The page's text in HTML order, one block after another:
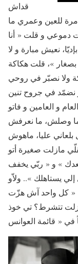
قداش
للعين وعمري ما
دموعي و قلت « أنا
نعيش مبارة و لا
بصغار »، قلت هكاكة
ولا نصبّر في روحي
و العامين و فاتو
ما وصلش، ما نعرفش
بلعاني عليا، ماهوش
مازلت صغيرة أتو
» و « ربّي يخفف
يستاهلك ».. ولاّو
« كل واحد آش هزّت
تتشرط؟ تي خوذ